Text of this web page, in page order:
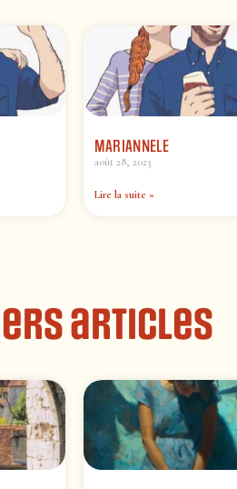
MARIANNELE
août 28, 2023
Lire la suite »
articles